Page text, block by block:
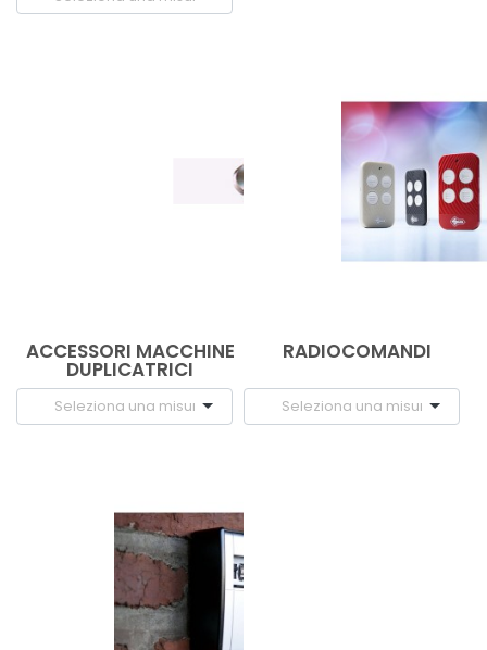
ACCESSORI MACCHINE
DUPLICATRICI
RADIOCOMANDI